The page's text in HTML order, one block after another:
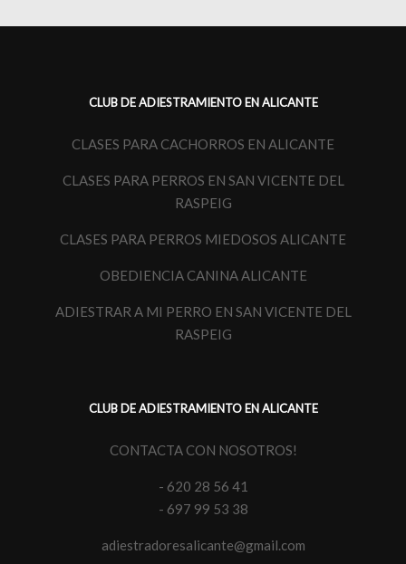
CLUB DE ADIESTRAMIENTO EN ALICANTE
CLASES PARA CACHORROS EN ALICANTE
CLASES PARA PERROS EN SAN VICENTE DEL
RASPEIG
CLASES PARA PERROS MIEDOSOS ALICANTE
OBEDIENCIA CANINA ALICANTE
ADIESTRAR A MI PERRO EN SAN VICENTE DEL
RASPEIG
CLUB DE ADIESTRAMIENTO EN ALICANTE
CONTACTA CON NOSOTROS!
- 620 28 56 41
- 697 99 53 38
adiestradoresalicante@gmail.com